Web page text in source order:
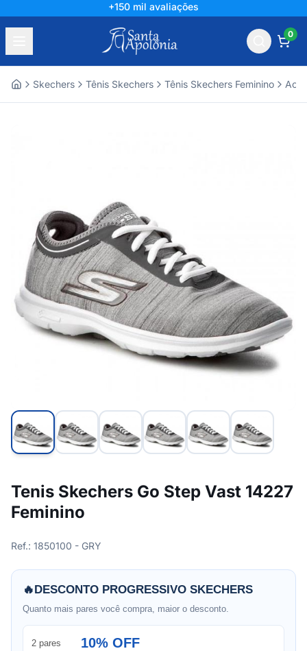
+150 mil avaliações
0
Skechers Tênis Skechers Tênis Skechers Feminino
Tenis Skechers Go Step Vast 14227
Feminino
Ref.: 1850100 - GRY
🔥DESCONTO PROGRESSIVO SKECHERS
Quanto mais pares você compra, maior o desconto.
2 pares 10% OFF